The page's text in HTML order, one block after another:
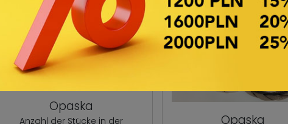
Opaska
Anzahl der Stücke in der
Opaska